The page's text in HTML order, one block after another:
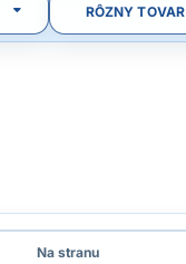
RÔZNY TOVAR
Na stranu